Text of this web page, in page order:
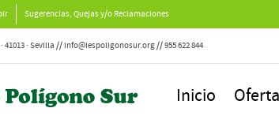
Sugerencias, Quejas y/o Reclamaciones
41013 · Sevilla // info@iespoligonosur.org // 955 622 844
Inicio